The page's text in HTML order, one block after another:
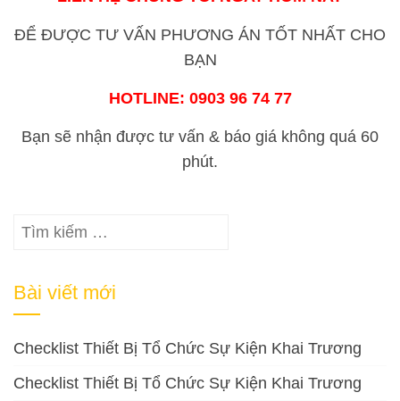
ĐỂ ĐƯỢC TƯ VẤN PHƯƠNG ÁN TỐT NHẤT CHO
BẠN
HOTLINE: 0903 96 74 77
Bạn sẽ nhận được tư vấn & báo giá không quá 60
phút.
Tìm
Bài viết mới
Checklist Thiết Bị Tổ Chức Sự Kiện Khai Trương
Checklist Thiết Bị Tổ Chức Sự Kiện Khai Trương